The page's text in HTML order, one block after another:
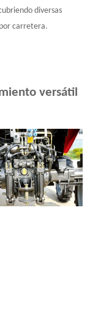
diversas
carretera.
versátil